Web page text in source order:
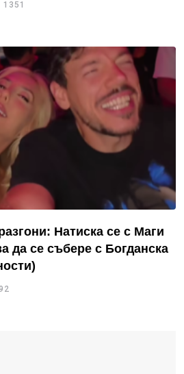
1351
Натиска се с Маги
да се събере с Богданска